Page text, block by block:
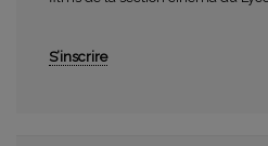
S’inscrire